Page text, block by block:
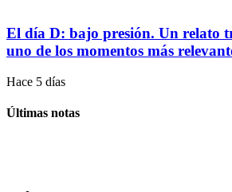
El día D: bajo presión. Un relato
uno de los momentos más
Hace 5 días
Últimas notas